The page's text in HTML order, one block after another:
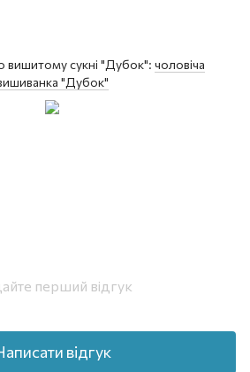
вишитому сукні "Дубок": чоловіча
"Дубок"
перший відгук
відгук